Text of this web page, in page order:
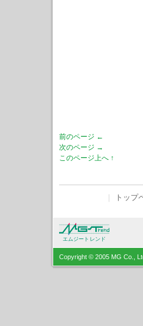
前のページ ←
次のページ →
このページ上へ ↑
トップ
エムジートレンド
Copyright © 2005 MG Co.,